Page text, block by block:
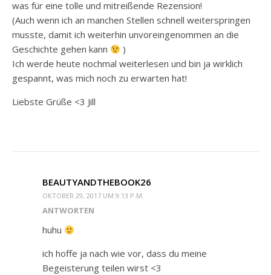
was für eine tolle und mitreißende Rezension!
(Auch wenn ich an manchen Stellen schnell weiterspringen
musste, damit ich weiterhin unvoreingenommen an die
Geschichte gehen kann
)
Ich werde heute nochmal weiterlesen und bin ja wirklich
gespannt, was mich noch zu erwarten hat!
Liebste Grüße <3 Jill
BEAUTYANDTHEBOOK26
OKTOBER 29, 2017 UM 9:13 P.M.
ANTWORTEN
huhu
ich hoffe ja nach wie vor, dass du meine
Begeisterung teilen wirst <3